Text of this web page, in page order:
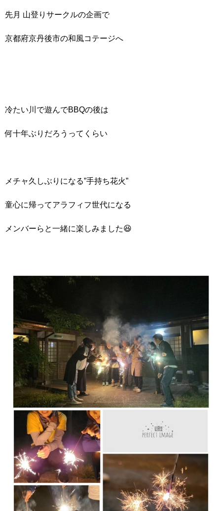
先月 山登りサークルの企画で
京都府京丹後市の和風コテージへ
冷たい川で遊んでBBQの後は
何十年ぶりだろうってくらい
メチャ久しぶりになる”手持ち花火”
童心に帰ってアラフィフ世代になる
メンバーらと一緒に楽しみました😆